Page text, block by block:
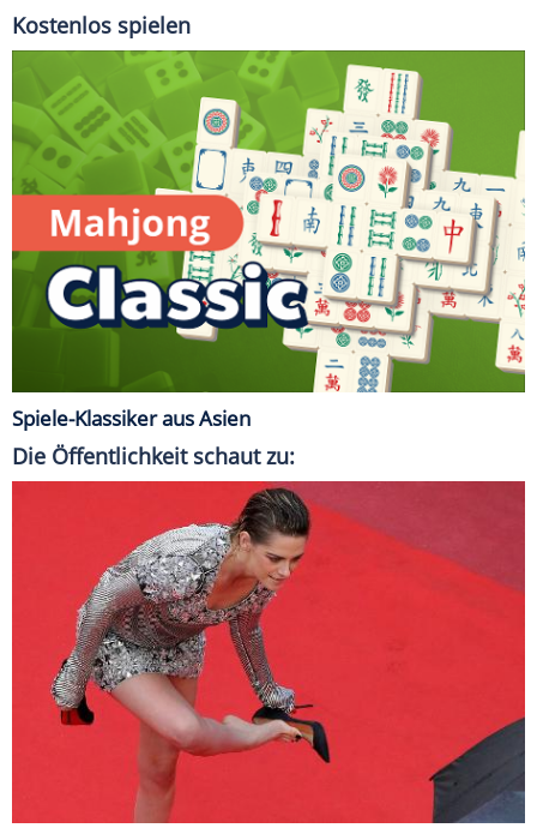
Kostenlos spielen
Spiele-Klassiker aus Asien
Die Öffentlichkeit schaut zu: